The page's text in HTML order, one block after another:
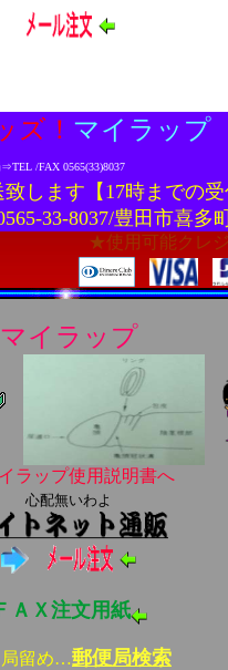
ズ！ マイラップ
/FAX 0565(33)8037
します【17時までの
33-8037/豊田市喜多
★使用可能クレ
イラップ
ラップ使用説明書へ
心配無いわよ
ＡＸ注文用紙
留め…郵便局検索